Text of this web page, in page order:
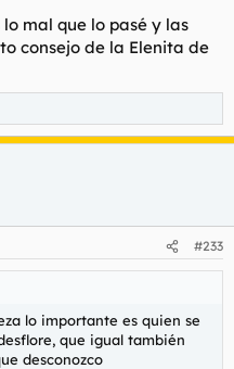
mal que lo pasé y las
consejo de la Elenita de
#233
lo importante es quien se
que igual también
desconozco